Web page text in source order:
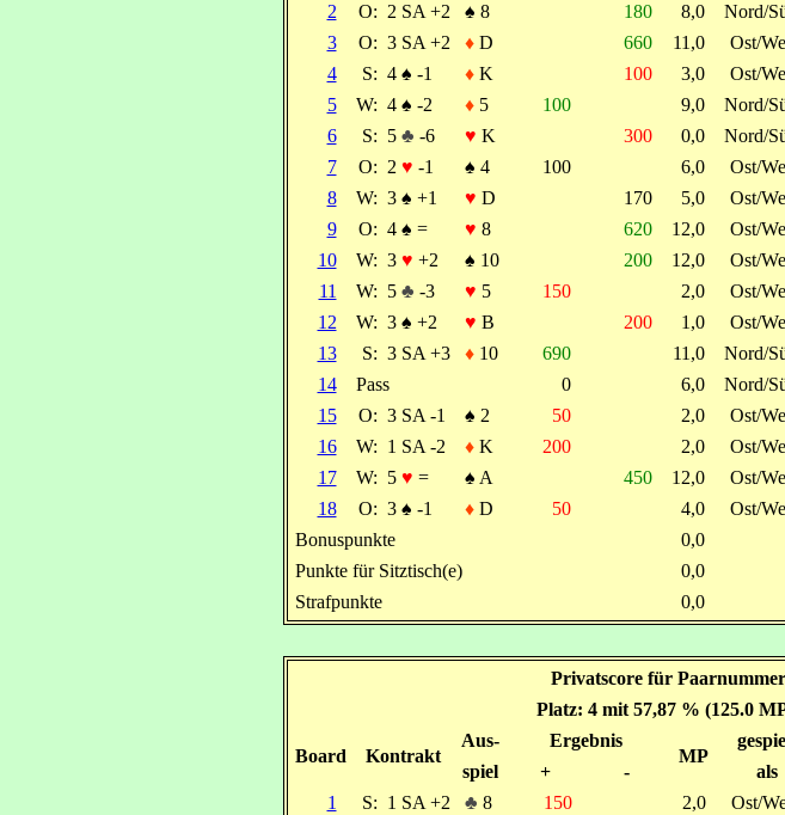
2
O: 2 SA +2 ♠ 8 180 8,0 Nord/
3
O: 3 SA +2 ♦D 660 11,0 Ost/
4
S: 4 ♠ -1 ♦K 100 3,0 Ost/
5
W: 4 ♠ -2 ♦5 100 9,0 Nord/
6
S: 5 ♣ -6 ♥ K 300 0,0 Nord/
7
O: 2 ♥ -1 ♠ 4 100 6,0 Ost/
8
W: 3 ♠ +1 ♥ D 170 5,0 Ost/
9
O: 4 ♠ = ♥ 8 620 12,0 Ost/
10
W: 3 ♥ +2 ♠ 10 200 12,0 Ost/
11
W: 5 ♣ -3 ♥ 5 150 2,0 Ost/
12
W: 3 ♠ +2 ♥ B 200 1,0 Ost/
13
S: 3 SA +3 ♦10 690 11,0 Nord/
14
Pass 0 6,0 Nord/
15
O: 3 SA -1 ♠ 2 50 2,0 Ost/
16
W: 1 SA -2 ♦K 200 2,0 Ost/
17
W: 5 ♥ = ♠ A 450 12,0 Ost/
18
O: 3 ♠ -1 ♦D 50 4,0 Ost/
Bonuspunkte
0,0
Punkte für Sitztisch(e)
0,0
Strafpunkte
0,0
Privatscore für
Platz: 4 mit 57,87 % (125.0
Board Kontrakt
Aus- Ergebnis
MP
spiel + - als
1
S: 1 SA +2 ♣ 8 150 2,0 Ost/